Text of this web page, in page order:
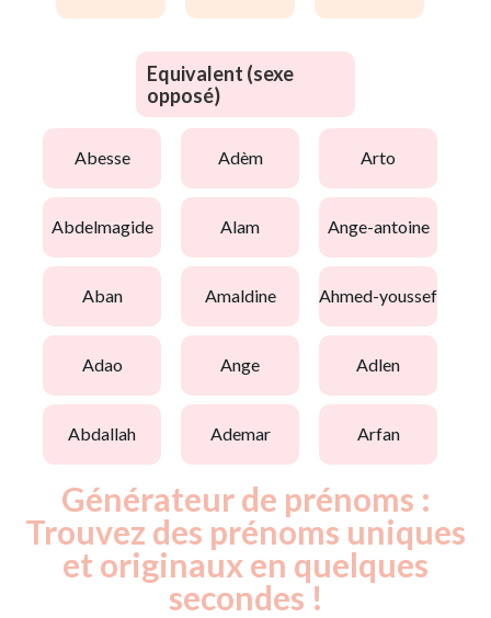
Equivalent (sexe
opposé)
abesse adèm arto
abdelmagide alam ange-antoine
aban amaldine ahmed-youssef
adao ange adlen
abdallah ademar arfan
Générateur de prénoms :
Trouvez des prénoms uniques
et originaux en quelques
secondes !